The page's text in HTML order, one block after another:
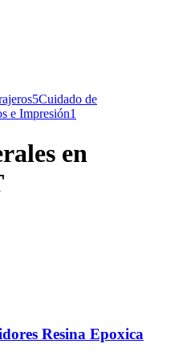
5Cuidado de
e Impresión1
en
Resina Epoxica